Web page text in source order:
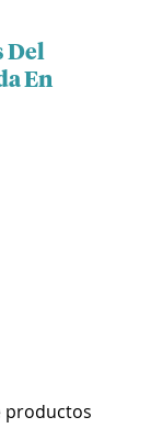
Del
En
productos